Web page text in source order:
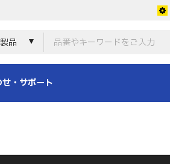
品
・サポート